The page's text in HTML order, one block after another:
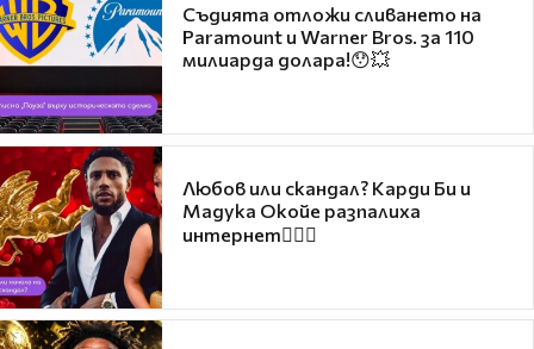
Съдията отложи сливането на
Paramount и Warner Bros. за 110
милиарда долара!😯💥
Любов или скандал? Карди Би и
Мадука Окойе разпалиха
интернет❤️‍🔥🔥